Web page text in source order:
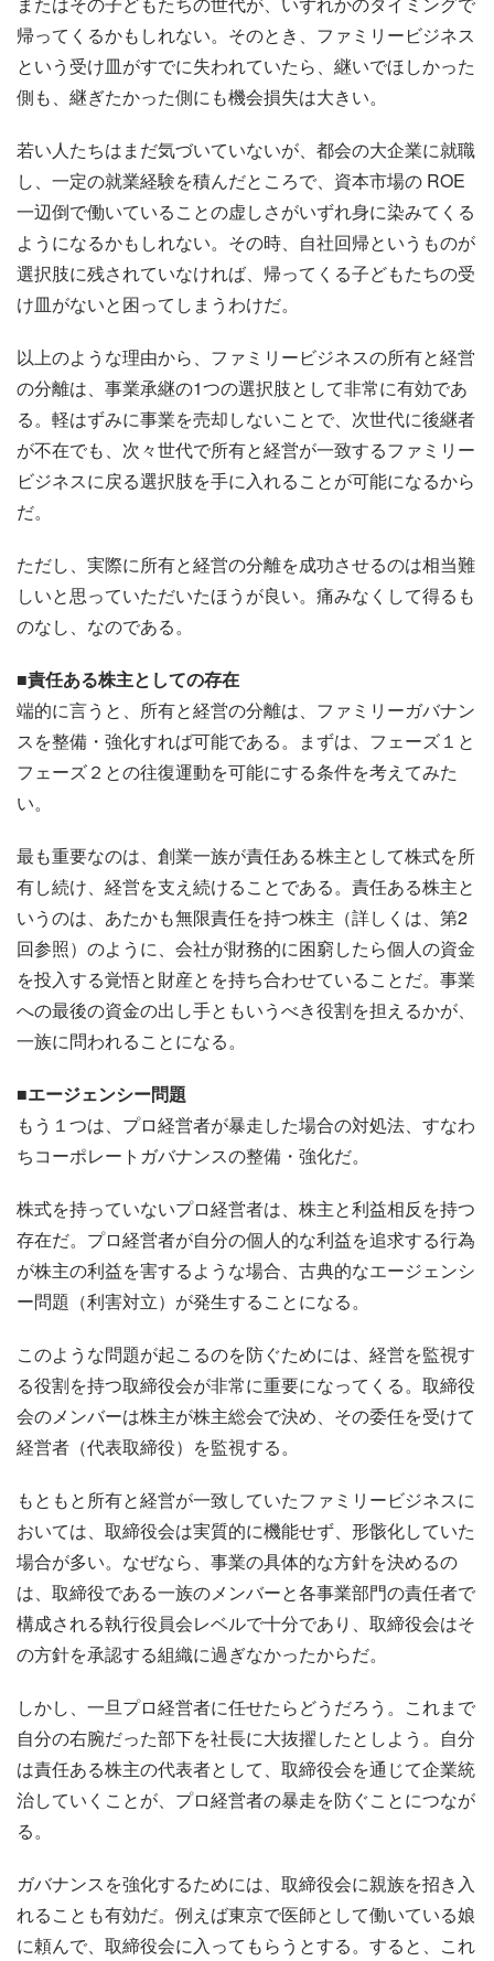
帰ってくるかもしれない。そのとき、ファミリービジネス
という受け皿がすでに失われていたら、継いでほしかった
側も、継ぎたかった側にも機会損失は大きい。
若い人たちはまだ気づいていないが、都会の大企業に就職
し、一定の就業経験を積んだところで、資本市場の ROE
一辺倒で働いていることの虚しさがいずれ身に染みてくる
ようになるかもしれない。その時、自社回帰というものが
選択肢に残されていなければ、帰ってくる子どもたちの受
け皿がないと困ってしまうわけだ。
以上のような理由から、ファミリービジネスの所有と経営
の分離は、事業承継の1つの選択肢として非常に有効であ
る。軽はずみに事業を売却しないことで、次世代に後継者
が不在でも、次々世代で所有と経営が一致するファミリー
ビジネスに戻る選択肢を手に入れることが可能になるから
だ。
ただし、実際に所有と経営の分離を成功させるのは相当難
しいと思っていただいたほうが良い。痛みなくして得るも
のなし、なのである。
■責任ある株主としての存在
端的に言うと、所有と経営の分離は、ファミリーガバナン
スを整備・強化すれば可能である。まずは、フェーズ１と
フェーズ２との往復運動を可能にする条件を考えてみた
い。
最も重要なのは、創業一族が責任ある株主として株式を所
有し続け、経営を支え続けることである。責任ある株主と
いうのは、あたかも無限責任を持つ株主（詳しくは、第2
回参照）のように、会社が財務的に困窮したら個人の資金
を投入する覚悟と財産とを持ち合わせていることだ。事業
への最後の資金の出し手ともいうべき役割を担えるかが、
一族に問われることになる。
■エージェンシー問題
もう１つは、プロ経営者が暴走した場合の対処法、すなわ
ちコーポレートガバナンスの整備・強化だ。
株式を持っていないプロ経営者は、株主と利益相反を持つ
存在だ。プロ経営者が自分の個人的な利益を追求する行為
が株主の利益を害するような場合、古典的なエージェンシ
ー問題（利害対立）が発生することになる。
このような問題が起こるのを防ぐためには、経営を監視す
る役割を持つ取締役会が非常に重要になってくる。取締役
会のメンバーは株主が株主総会で決め、その委任を受けて
経営者（代表取締役）を監視する。
もともと所有と経営が一致していたファミリービジネスに
おいては、取締役会は実質的に機能せず、形骸化していた
場合が多い。なぜなら、事業の具体的な方針を決めるの
は、取締役である一族のメンバーと各事業部門の責任者で
構成される執行役員会レベルで十分であり、取締役会はそ
の方針を承認する組織に過ぎなかったからだ。
しかし、一旦プロ経営者に任せたらどうだろう。これまで
自分の右腕だった部下を社長に大抜擢したとしよう。自分
は責任ある株主の代表者として、取締役会を通じて企業統
治していくことが、プロ経営者の暴走を防ぐことにつなが
る。
ガバナンスを強化するためには、取締役会に親族を招き入
れることも有効だ。例えば東京で医師として働いている娘
に頼んで、取締役会に入ってもらうとする。すると、これ